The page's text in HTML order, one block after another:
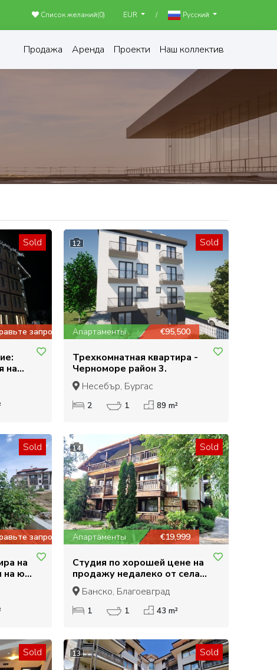
Список желаний(0) EUR / Русский
Продажа Аренда Проекти Наш коллектив
Sold
запрос
на
5*,
12 Sold
Апартаменты €95,500
Трехкомнатная квартира -
Черноморе район 3.
Несебър, Бургас
2 1 89 m²
Sold
запрос
на
на юг
14 Sold
Апартаменты €19,999
Студия по хорошей цене на
продажу недалеко от села
Баня и Банско
Банско, Благоевград
1 1 43 m²
Sold 13 Sold